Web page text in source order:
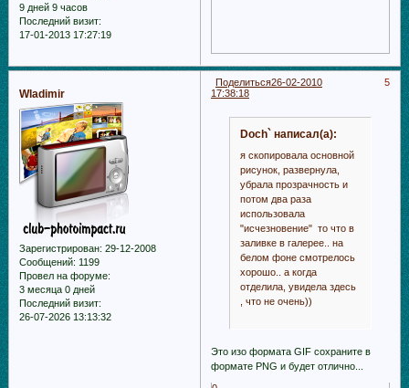
9 дней 9 часов
Последний визит:
17-01-2013 17:27:19
Поделиться 5
26-02-2010
17:38:18
Wladimir
Зарегистрирован: 29-12-2008
Сообщений: 1199
Провел на форуме:
3 месяца 0 дней
Последний визит:
26-07-2026 13:13:32
Doch` написал(а):
я скопировала основной
рисунок, развернула,
убрала прозрачность и
потом два раза
использовала
"исчезновение" то что в
заливке в галерее.. на
белом фоне смотрелось
хорошо.. а когда
отделила, увидела здесь
, что не очень))
Это изо формата GIF сохраните в
формате PNG и будет отлично...